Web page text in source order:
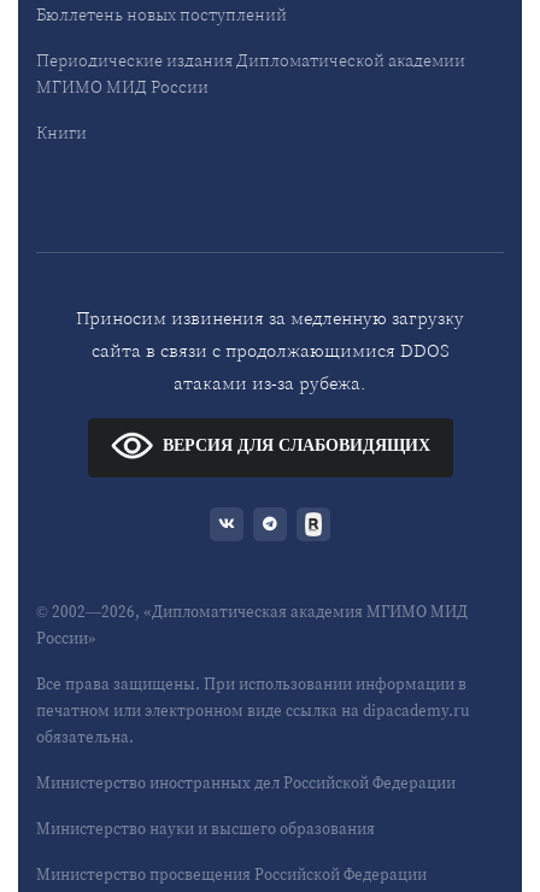
Бюллетень новых поступлений
Периодические издания Дипломатической академии
МГИМО МИД России
Книги
Приносим извинения за медленную загрузку
сайта в связи с продолжающимися DDOS
атаками из-за рубежа.
ВЕРСИЯ ДЛЯ СЛАБОВИДЯЩИХ
© 2002—2026, «Дипломатическая академия МГИМО МИД
России»
Все права защищены. При использовании информации в
печатном или электронном виде ссылка на dipacademy.ru
обязательна.
Министерство иностранных дел Российской Федерации
Министерство науки и высшего образования
Министерство просвещения Российской Федерации